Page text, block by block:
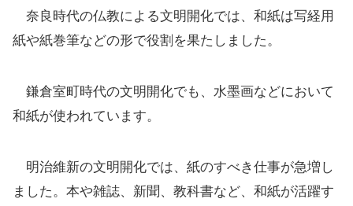
奈良時代の仏教による文明開化では、和紙は写経用
紙や紙巻筆などの形で役割を果たしました。
鎌倉室町時代の文明開化でも、水墨画などにおいて
和紙が使われています。
明治維新の文明開化では、紙のすべき仕事が急増し
ました。本や雑誌、新聞、教科書など、和紙が活躍す